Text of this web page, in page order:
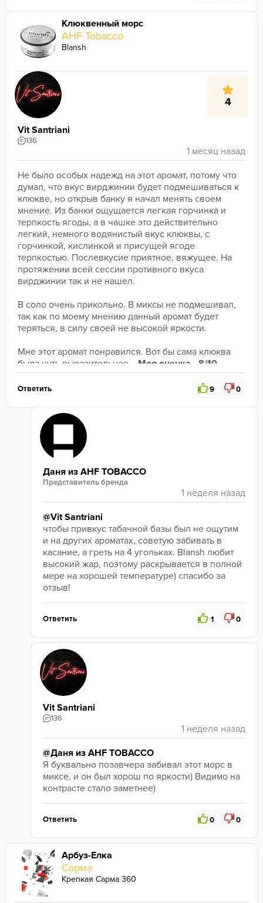
Клюквенный морс
AHF Tobacco
Blansh
4
Vit Santriani
136
Не было особых надежд на этот аромат, потому что
думал, что вкус вирджинии будет подмешиваться к
клюкве, но открыв банку я начал менять своем
мнение. Из банки ощущается легкая горчинка и
терпкость ягоды, а в чашке это действительно
легкий, немного водянистый вкус клюквы, с
горчинкой, кислинкой и присущей ягоде
терпкостью. Послевкусие приятное, вяжущее. На
протяжении всей сессии противного вкуса
вирджинии так и не нашел.
В соло очень прикольно. В миксы не подмешивал,
так как по моему мнению данный аромат будет
теряться, в силу своей не высокой яркости.
Мне этот аромат понравился. Вот бы сама клюква
была чуть выразительнее... Моя оценка - 8/10.
Ответить 9 0
Даня из AHF TOBACCO
Представитель бренда
@Vit Santriani
чтобы привкус табачной базы был не ощутим
и на других ароматах, советую забивать в
касание, а греть на 4 угольках. Blansh любит
высокий жар, поэтому раскрывается в полной
мере на хорошей температуре) спасибо за
отзыв!
Ответить 1 0
Vit Santriani
136
@Даня из AHF TOBACCO
Я буквально позавчера забивал этот морс в
миксе, и он был хорош по яркости) Видимо на
контрасте стало заметнее)
Ответить 0 0
Арбуз-Елка
Сарма
Крепкая Сарма 360